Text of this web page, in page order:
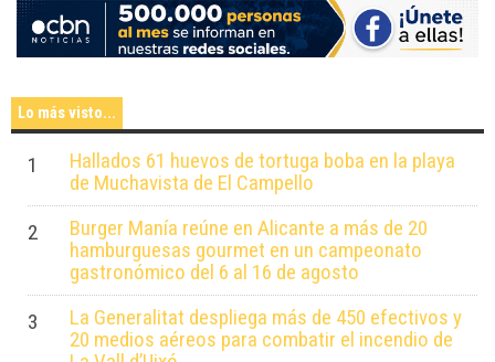
Lo más visto...
1
Hallados 61 huevos de tortuga boba en la playa
de Muchavista de El Campello
2
Burger Manía reúne en Alicante a más de 20
hamburguesas gourmet en un campeonato
gastronómico del 6 al 16 de agosto
3
La Generalitat despliega más de 450 efectivos y
20 medios aéreos para combatir el incendio de